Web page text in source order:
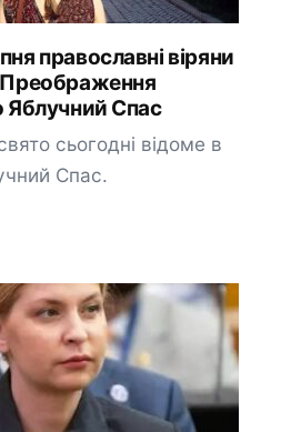
православні віряни
Преображення
Яблучний Спас
сьогодні відоме в
Спас.